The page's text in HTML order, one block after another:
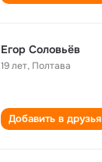
Егор Соловьёв
19 лет, Полтава
Добавить в друзья